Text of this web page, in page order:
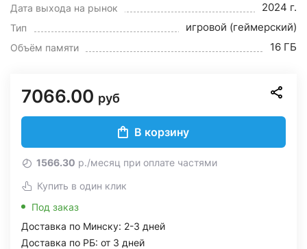
Дата выхода на рынок 2024 г.
Тип игровой (геймерский)
Объём памяти 16 ГБ
7066.00 руб
В корзину
1566.30 р./месяц при оплате частями
Купить в один клик
Под заказ
Доставка по Минску: 2-3 дней
Доставка по РБ: от 3 дней